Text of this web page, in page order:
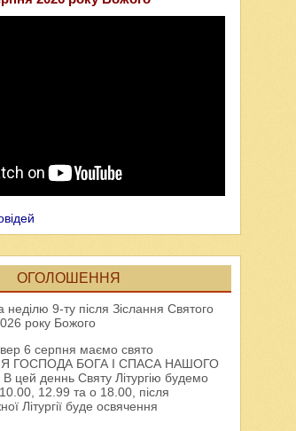
ОГОЛОШЕННЯ
неділю 9-ту після Зіслання Святого
року Божого
6 серпня маємо свято
ГОСПОДА БОГА І СПАСА НАШОГО
цей деннь Святу Літургію будемо
12.99 та о 18.00, після
Літургії буде освячення